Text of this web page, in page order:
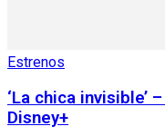
Estrenos
‘La chica invisible’
Disney+